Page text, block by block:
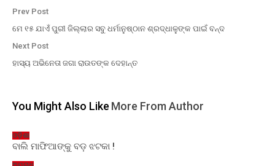
Prev Post
ମେ ୧୫ ଯାଏଁ ପୁରୀ ଜିଲ୍ଲାର ସବୁ ଧର୍ମାନୁଷ୍ଠାନ ଶ୍ରଦ୍ଧାଳୁଙ୍କ ପାଇଁ ବନ୍ଦ
Next Post
ହାସ୍ୟ ଅଭିନେତା ଜଗା ରାଉତଙ୍କ ଦେହାନ୍ତ
You Might Also Like More From Author
ଓଡ଼ିଶା
ବାଲି ମାଫିଆଙ୍କୁ ବଡ଼ ଝଟକା !